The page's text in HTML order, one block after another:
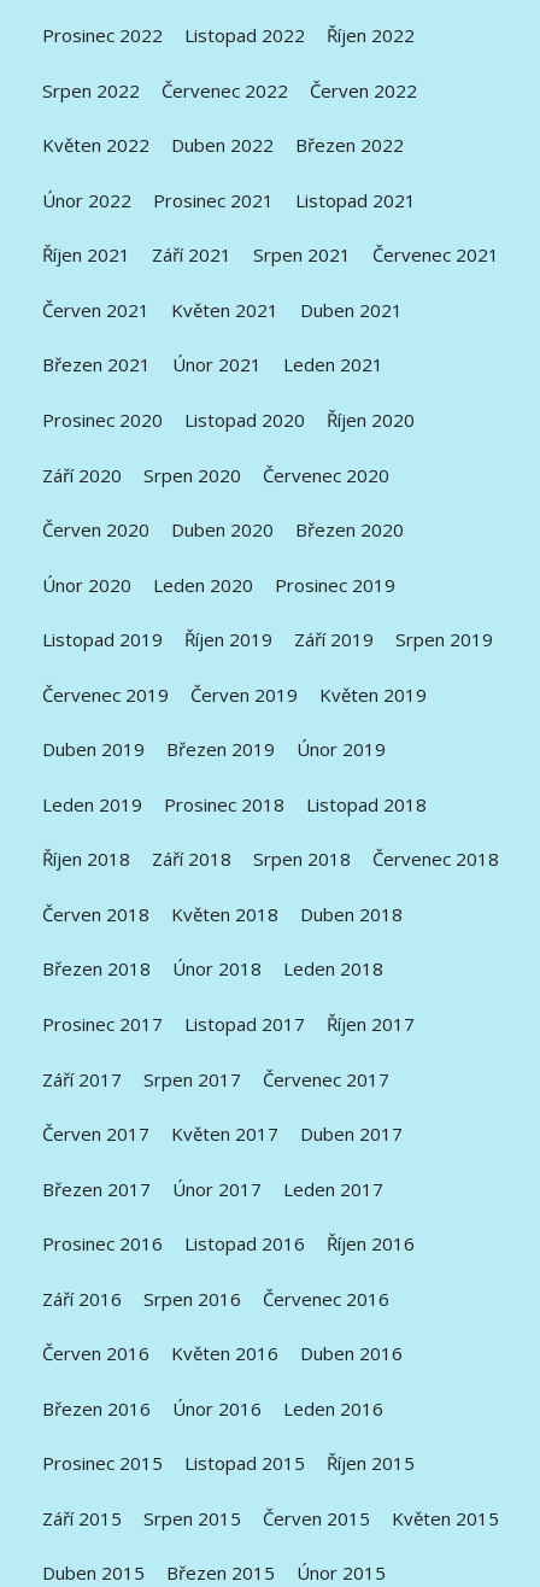
Prosinec 2022 Listopad 2022 Říjen 2022
Srpen 2022 Červenec 2022 Červen 2022
Květen 2022 Duben 2022 Březen 2022
Únor 2022 Prosinec 2021 Listopad 2021
Říjen 2021 Září 2021 Srpen 2021 Červenec 2021
Červen 2021 Květen 2021 Duben 2021
Březen 2021 Únor 2021 Leden 2021
Prosinec 2020 Listopad 2020 Říjen 2020
Září 2020 Srpen 2020 Červenec 2020
Červen 2020 Duben 2020 Březen 2020
Únor 2020 Leden 2020 Prosinec 2019
Listopad 2019 Říjen 2019 Září 2019 Srpen 2019
Červenec 2019 Červen 2019 Květen 2019
Duben 2019 Březen 2019 Únor 2019
Leden 2019 Prosinec 2018 Listopad 2018
Říjen 2018 Září 2018 Srpen 2018 Červenec 2018
Červen 2018 Květen 2018 Duben 2018
Březen 2018 Únor 2018 Leden 2018
Prosinec 2017 Listopad 2017 Říjen 2017
Září 2017 Srpen 2017 Červenec 2017
Červen 2017 Květen 2017 Duben 2017
Březen 2017 Únor 2017 Leden 2017
Prosinec 2016 Listopad 2016 Říjen 2016
Září 2016 Srpen 2016 Červenec 2016
Červen 2016 Květen 2016 Duben 2016
Březen 2016 Únor 2016 Leden 2016
Prosinec 2015 Listopad 2015 Říjen 2015
Září 2015 Srpen 2015 Červen 2015 Květen 2015
Duben 2015 Březen 2015 Únor 2015